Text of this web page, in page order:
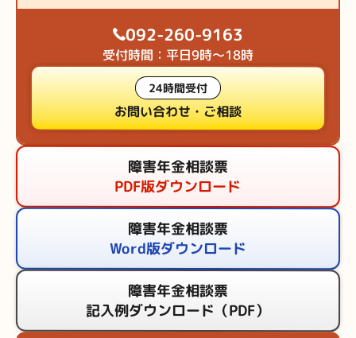
092-260-9163
受付時間：平日9時～18時
24時間受付
お問い合わせ・ご相談
障害年金相談票
PDF版ダウンロード
障害年金相談票
Word版ダウンロード
障害年金相談票
記入例ダウンロード（PDF）